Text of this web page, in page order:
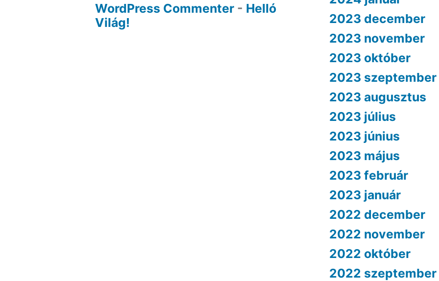
WordPress Commenter - Helló
Világ!
2023 december
2023 november
2023 október
2023 szeptember
2023 augusztus
2023 július
2023 június
2023 május
2023 február
2023 január
2022 december
2022 november
2022 október
2022 szeptember